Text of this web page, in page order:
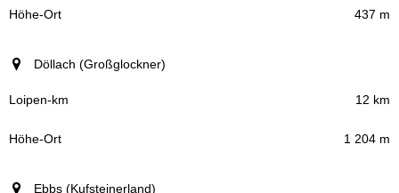
437 m
Döllach (Großglockner)
12 km
1 204 m
Ebbs (Kufsteinerland)